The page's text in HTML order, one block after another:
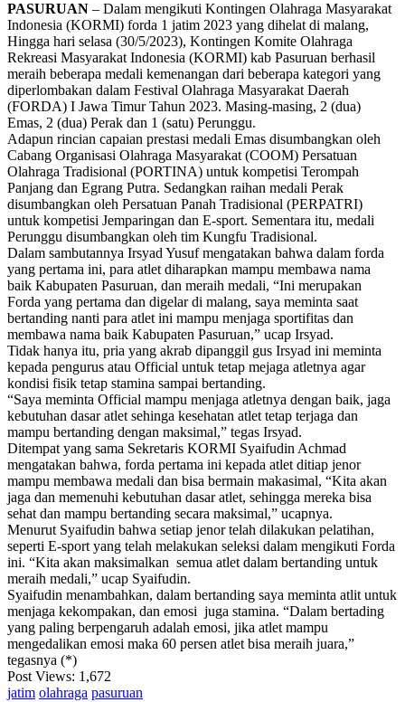
PASURUAN – Dalam mengikuti Kontingen Olahraga Masyarakat
Indonesia (KORMI) forda 1 jatim 2023 yang dihelat di malang,
Hingga hari selasa (30/5/2023), Kontingen Komite Olahraga
Rekreasi Masyarakat Indonesia (KORMI) kab Pasuruan berhasil
meraih beberapa medali kemenangan dari beberapa kategori yang
diperlombakan dalam Festival Olahraga Masyarakat Daerah
(FORDA) I Jawa Timur Tahun 2023. Masing-masing, 2 (dua)
Emas, 2 (dua) Perak dan 1 (satu) Perunggu.
Adapun rincian capaian prestasi medali Emas disumbangkan oleh
Cabang Organisasi Olahraga Masyarakat (COOM) Persatuan
Olahraga Tradisional (PORTINA) untuk kompetisi Terompah
Panjang dan Egrang Putra. Sedangkan raihan medali Perak
disumbangkan oleh Persatuan Panah Tradisional (PERPATRI)
untuk kompetisi Jemparingan dan E-sport. Sementara itu, medali
Perunggu disumbangkan oleh tim Kungfu Tradisional.
Dalam sambutannya Irsyad Yusuf mengatakan bahwa dalam forda
yang pertama ini, para atlet diharapkan mampu membawa nama
baik Kabupaten Pasuruan, dan meraih medali, “Ini merupakan
Forda yang pertama dan digelar di malang, saya meminta saat
bertanding nanti para atlet ini mampu menjaga sportifitas dan
membawa nama baik Kabupaten Pasuruan,” ucap Irsyad.
Tidak hanya itu, pria yang akrab dipanggil gus Irsyad ini meminta
kepada pengurus atau Official untuk tetap mejaga atletnya agar
kondisi fisik tetap stamina sampai bertanding.
“Saya meminta Official mampu menjaga atletnya dengan baik, jaga
kebutuhan dasar atlet sehinga kesehatan atlet tetap terjaga dan
mampu bertanding dengan maksimal,” tegas Irsyad.
Ditempat yang sama Sekretaris KORMI Syaifudin Achmad
mengatakan bahwa, forda pertama ini kepada atlet ditiap jenor
mampu membawa medali dan bisa bermain makasimal, “Kita akan
jaga dan memenuhi kebutuhan dasar atlet, sehingga mereka bisa
sehat dan mampu bertanding secara maksimal,” ucapnya.
Menurut Syaifudin bahwa setiap jenor telah dilakukan pelatihan,
seperti E-sport yang telah melakukan seleksi dalam mengikuti Forda
ini. “Kita akan maksimalkan semua atlet dalam bertanding untuk
meraih medali,” ucap Syaifudin.
Syaifudin menambahkan, dalam bertanding saya meminta atlit untuk
menjaga kekompakan, dan emosi juga stamina. “Dalam bertading
yang paling berpengaruh adalah emosi, jika atlet mampu
mengedalikan emosi maka 60 persen atlet bisa meraih juara,”
tegasnya (*)
Post Views: 1,672
jatim olahraga pasuruan